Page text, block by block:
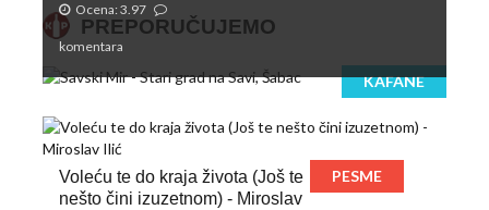
PREPORUČUJEMO
KAFANE
Ocena: 3.97
komentara
Voleću te do kraja života (Još te
nešto čini izuzetnom) - Miroslav
PESME